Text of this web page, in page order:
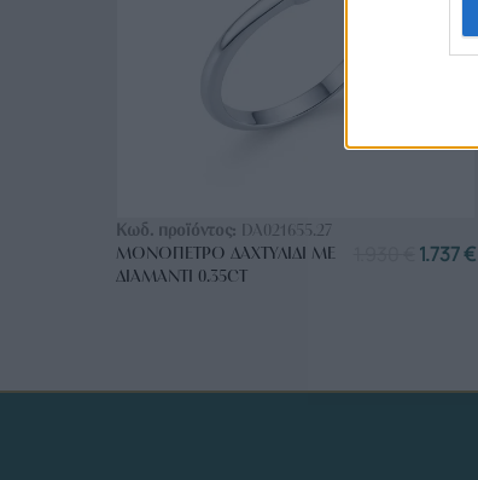
Κωδ. προϊόντος: DA021655.27
ΜΟΝΌΠΕΤΡΟ ΔΑΧΤΥΛΊΔΙ ΜΕ
ΔΙΑΜΆΝΤΙ 0.35CT
1.737€